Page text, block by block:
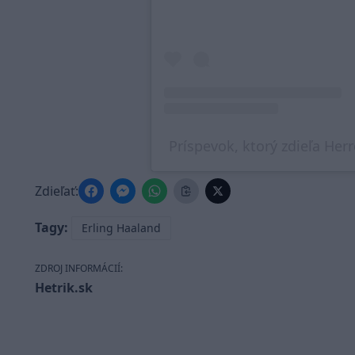
Zdieľať:
Tagy: Erling Haaland
ZDROJ INFORMÁCIÍ:
Hetrik.sk